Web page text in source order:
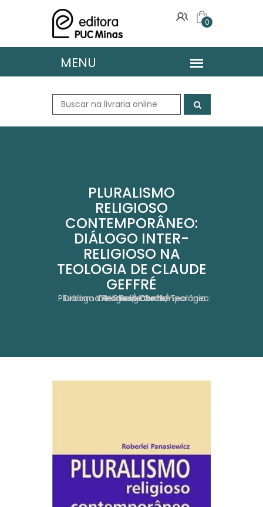
0
PLURALISMO
RELIGIOSO
CONTEMPORÂNEO:
DIÁLOGO INTER-
RELIGIOSO NA
TEOLOGIA DE CLAUDE
GEFFRÉ
Home Obras
Pluralismo Religioso Contemporâneo: Diálogo Inter-Religioso Na Teologia De Claude Geffré